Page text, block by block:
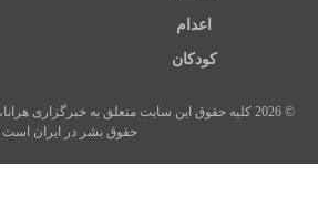
اعدام
کودکان
© 2026 کلیه حقوق این سایت متعلق به خبرگزاری
حقوق بشر در ایران است